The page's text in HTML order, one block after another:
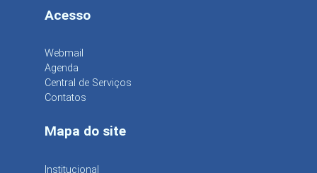
Acesso
Webmail
Agenda
Central de Serviços
Contatos
Mapa do site
Institucional